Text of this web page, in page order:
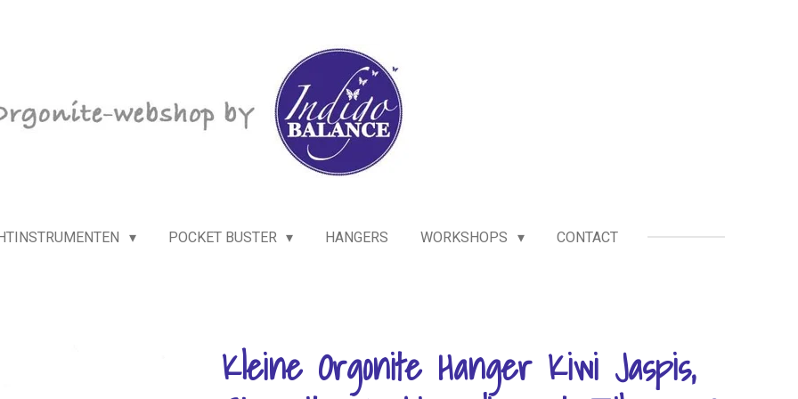
POCKET BUSTER HANGERS WORKSHOPS CONTACT
Kleine Orgonite Hanger Kiwi Jaspis,